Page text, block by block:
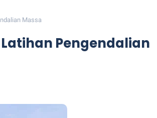
Massa
Pengendalian